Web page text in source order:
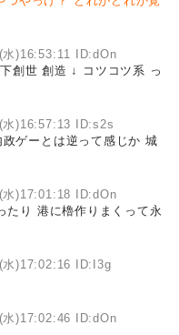
)16:53:11 ID:dOn
創世 創造 ↓ コツコツ系 っ
)16:57:13 ID:s2s
ゲーとは逆って感じか 城
)17:01:18 ID:dOn
たり 港に櫓作りまくって永
水)17:02:16 ID:I3g
)17:02:46 ID:dOn